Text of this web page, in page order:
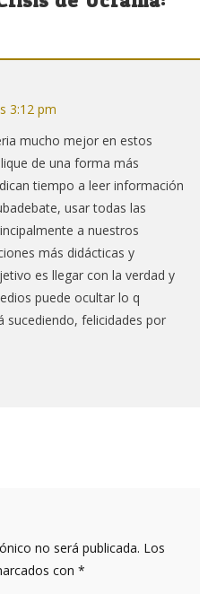
3:12 pm
mucho mejor en estos
de una forma más
tiempo a leer información
usar todas las
a nuestros
más didácticas y
es llegar con la verdad y
puede ocultar lo q
sucediendo, felicidades por
no será publicada. Los
con *